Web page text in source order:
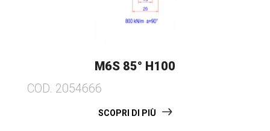
M6S 85° H100
COD. 2054666
SCOPRI DI PIÙ